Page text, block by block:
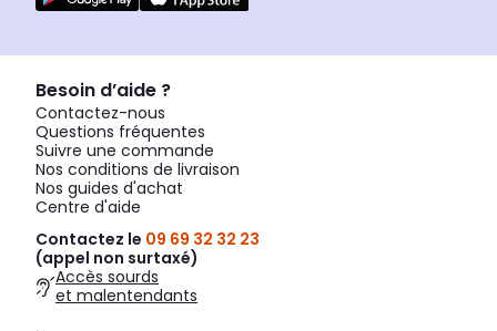
Besoin d’aide ?
Contactez-nous
Questions fréquentes
Suivre une commande
Nos conditions de livraison
Nos guides d'achat
Centre d'aide
Contactez le 09 69 32 32 23
(appel non surtaxé)
Accès sourds
et malentendants